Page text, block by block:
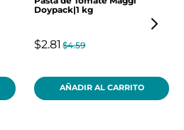
Doypack|1 kg
$2.81 $4.59
AÑADIR AL CARRITO